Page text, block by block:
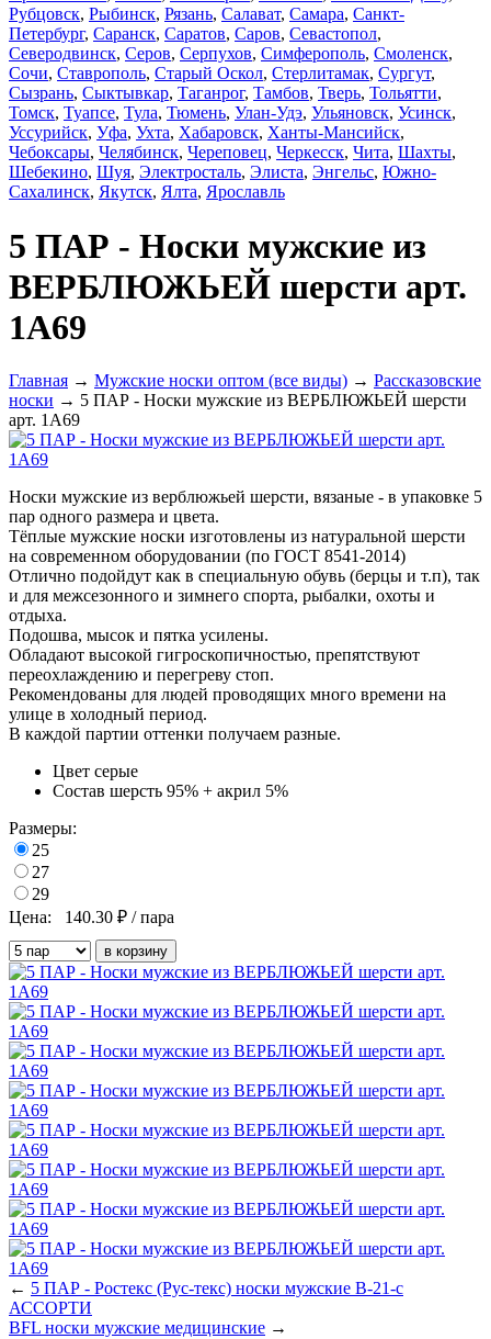
Рубцовск, Рыбинск, Рязань, Салават, Самара, Санкт-
Петербург, Саранск, Саратов, Саров, Севастопол,
Северодвинск, Серов, Серпухов, Симферополь, Смоленск,
Сочи, Ставрополь, Старый Оскол, Стерлитамак, Сургут,
Сызрань, Сыктывкар, Таганрог, Тамбов, Тверь, Тольятти,
Томск, Туапсе, Тула, Тюмень, Улан-Удэ, Ульяновск, Усинск,
Уссурийск, Уфа, Ухта, Хабаровск, Ханты-Мансийск,
Чебоксары, Челябинск, Череповец, Черкесск, Чита, Шахты,
Шебекино, Шуя, Электросталь, Элиста, Энгельс, Южно-
Сахалинск, Якутск, Ялта, Ярославль
5 ПАР - Носки мужские из
ВЕРБЛЮЖЬЕЙ шерсти арт.
1А69
Главная → Мужские носки оптом (все виды) → Рассказовские
носки → 5 ПАР - Носки мужские из ВЕРБЛЮЖЬЕЙ шерсти
арт. 1А69
Носки мужские из верблюжьей шерсти, вязаные - в упаковке 5
пар одного размера и цвета.
Тёплые мужские носки изготовлены из натуральной шерсти
на современном оборудовании (по ГОСТ 8541-2014)
Отлично подойдут как в специальную обувь (берцы и т.п), так
и для межсезонного и зимнего спорта, рыбалки, охоты и
отдыха.
Подошва, мысок и пятка усилены.
Обладают высокой гигроскопичностью, препятствуют
переохлаждению и перегреву стоп.
Рекомендованы для людей проводящих много времени на
улице в холодный период.
В каждой партии оттенки получаем разные.
Цвет серые
Состав шерсть 95% + акрил 5%
Размеры:
25
27
29
Цена:
140.30 ₽ / пара
← 5 ПАР - Ростекс (Рус-текс) носки мужские В-21-с
АССОРТИ
BFL носки мужские медицинские →